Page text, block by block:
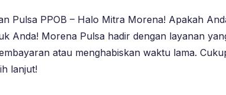
Pulsa PPOB – Halo Mitra Morena! Apakah
Anda! Morena Pulsa hadir dengan layanan
atau menghabiskan waktu lama.
lanjut!